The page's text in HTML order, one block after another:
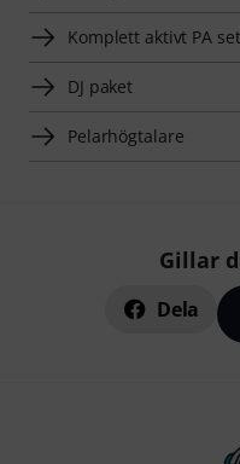
Komplett aktivt PA set
DJ paket
Pelarhögtalare
Gillar
Dela